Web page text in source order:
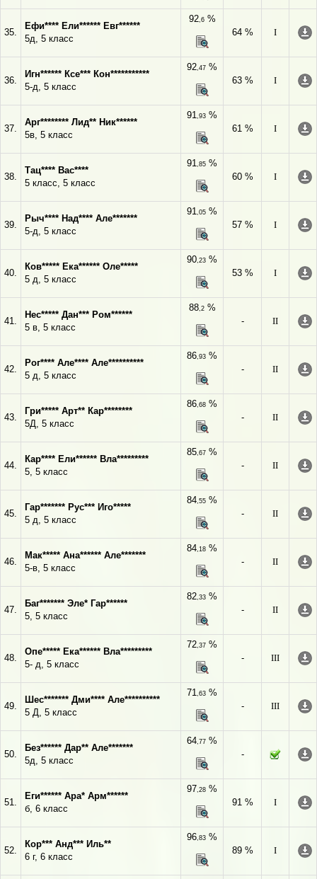
35.
Ефи**** Ели****** Евг******
5д, 5 класс
92,6%
64 %
I
36.
Игн****** Ксе*** Кон***********
5-д, 5 класс
92,47 %
63 %
I
37.
Арг******** Лид** Ник******
5в, 5 класс
91,93 %
61 %
I
38.
Тац**** Вас****
5 класс, 5 класс
91,85 %
60 %
I
39.
Рыч**** Над**** Але*******
5-д, 5 класс
91,05 %
57 %
I
40.
Ков***** Ека****** Оле*****
5 д, 5 класс
90,23 %
53 %
I
41.
Нес***** Дан*** Ром******
5 в, 5 класс
88,2%
-
II
42.
Рог**** Але**** Але**********
5 д, 5 класс
86,93 %
-
II
43.
Гри***** Арт** Кар********
5Д, 5 класс
86,68 %
-
II
44.
Кар**** Ели****** Вла*********
5, 5 класс
85,67 %
-
II
45.
Гар******* Рус*** Иго*****
5 д, 5 класс
84,55 %
-
II
46.
Мак***** Ана****** Але*******
5-в, 5 класс
84,18 %
-
II
47.
Баг******* Эле* Гар******
5, 5 класс
82,33 %
-
II
48.
Опе***** Ека****** Вла*********
5- д, 5 класс
72,37 %
-
III
49.
Шес******* Дми**** Але**********
5 Д, 5 класс
71,63 %
-
III
50.
Без****** Дар** Але*******
5д, 5 класс
64,77 %
-
51.
Еги****** Ара* Арм******
б, 6 класс
97,28 %
91 %
I
52.
Кор*** Анд*** Иль**
6 г, 6 класс
96,83 %
89 %
I